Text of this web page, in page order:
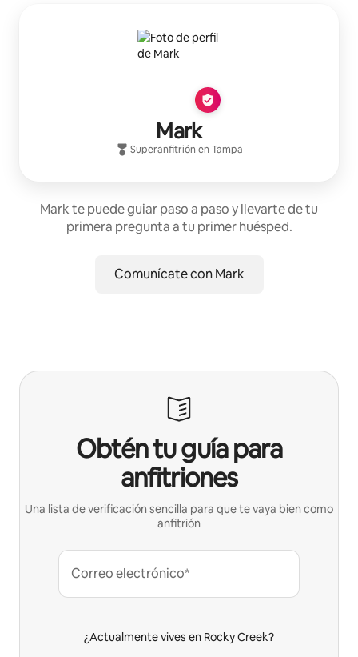
Mark
Superanfitrión en Tampa
Mark te puede guiar paso a paso y llevarte de tu
primera pregunta a tu primer huésped.
Comunícate con Mark
Obtén tu guía para
anfitriones
Una lista de verificación sencilla para que te vaya bien como
anfitrión
Correo electrónico*
¿Actualmente vives en Rocky Creek?